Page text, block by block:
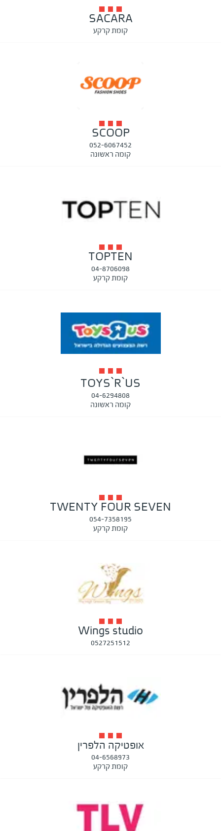
SACARA
קומת קרקע
SCOOP
052-6067452
קומה ראשונה
TOPTEN
04-8706098
קומת קרקע
TOYS`R`US
04-6294808
קומה ראשונה
TWENTY FOUR SEVEN
054-7358195
קומת קרקע
Wings studio
0527251512
אופטיקה הלפרין
04-6568973
קומת קרקע